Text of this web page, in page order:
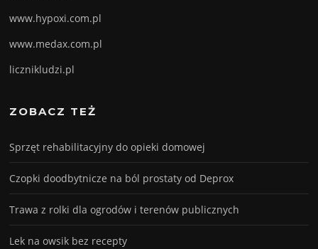
www.hypoxi.com.pl
www.medax.com.pl
licznikludzi.pl
ZOBACZ TEŻ
Sprzęt rehabilitacyjny do opieki domowej
Czopki doodbytnicze na ból prostaty od Deprox
Trawa z rolki dla ogrodów i terenów publicznych
Lek na owsik bez recepty